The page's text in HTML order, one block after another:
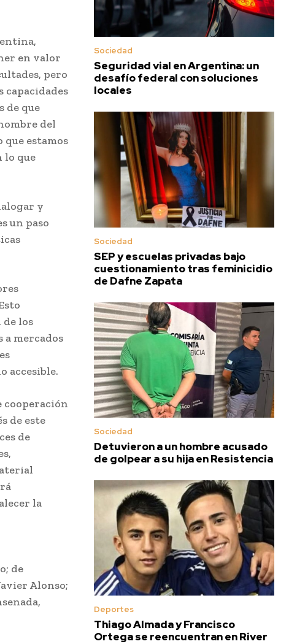
en valor
pero
de que
del
estamos
lo que
y
un paso
los
mercados
accesible.
cooperación
de este
de
la
de
Alonso;
Sociedad
Seguridad vial en Argentina: un
desafío federal con soluciones
locales
Sociedad
SEP y escuelas privadas bajo
cuestionamiento tras feminicidio
de Dafne Zapata
Sociedad
Detuvieron a un hombre acusado
de golpear a su hija en Resistencia
Deportes
Thiago Almada y Francisco
Ortega se reencuentran en River